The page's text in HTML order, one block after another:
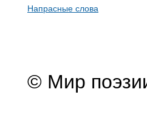
Напрасные слова
© Мир